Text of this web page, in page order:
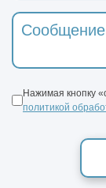
Нажимая кнопку
политикой